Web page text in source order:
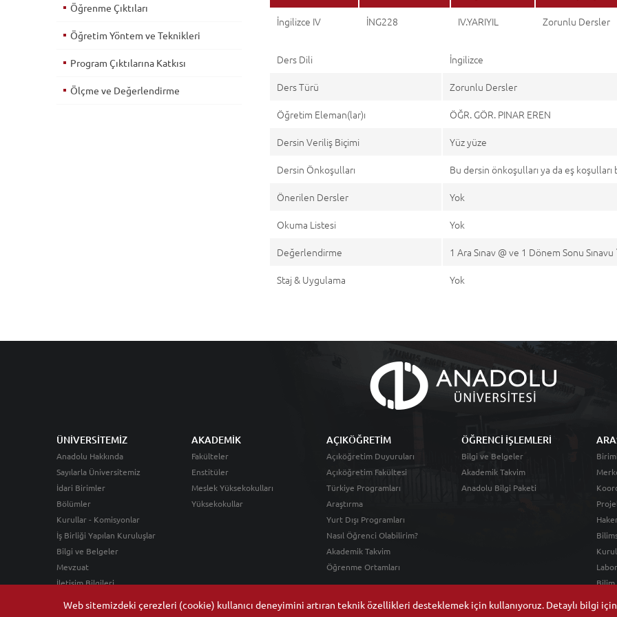
İngilizce IV İNG228 IV.YARIYIL Zorunlu Dersler
Ders Dili
İngilizce
Ders Türü
Zorunlu Dersler
Öğretim Eleman(lar)ı
ÖĞR. GÖR. PINAR EREN
Dersin Veriliş Biçimi
Yüz yüze
Dersin Önkoşulları
Bu dersin önkoşulları ya da eş
Önerilen Dersler
Yok
Okuma Listesi
Yok
Değerlendirme
1 Ara Sınav @ ve 1 Dönem Sonu Sınavu
Staj & Uygulama
Yok
Öğrenme Çıktıları
Öğretim Yöntem ve Teknikleri
Program Çıktılarına Katkısı
Ölçme ve Değerlendirme
Web sitemizdeki çerezleri (cookie) kullanıcı deneyimini artıran teknik özellikleri desteklemek için kullanıyoruz. Detaylı bilgi için
ÜNİVERSİTEMİZ
Anadolu Hakkında
Sayılarla Üniversitemiz
İdari Birimler
Bölümler
Kurullar - Komisyonlar
İş Birliği Yapılan Kuruluşlar
Bilgi ve Belgeler
Mevzuat
İletişim Bilgileri
AKADEMİK
Fakülteler
Enstitüler
Meslek Yüksekokulları
Yüksekokullar
AÇIKÖĞRETİM
Açıköğretim Duyuruları
Açıköğretim Fakültesi
Türkiye Programları
Araştırma
Yurt Dışı Programları
Nasıl Öğrenci Olabilirim?
Akademik Takvim
Öğrenme Ortamları
ÖĞRENCİ İŞLEMLERİ
Bilgi ve Belgeler
Akademik Takvim
Anadolu Bilgi Paketi
Bilim